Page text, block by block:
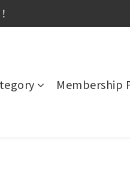
天内有效，滿千使用）
Membership